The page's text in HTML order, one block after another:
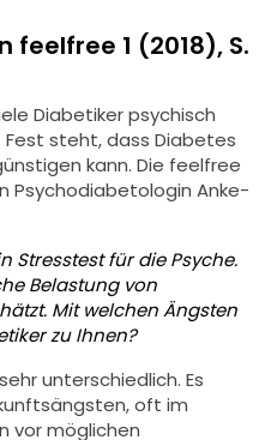
1 (2018), S.
Diabetiker psychisch
steht, dass Diabetes
kann. Die feelfree
Psychodiabetologin Anke-
Stresstest für die Psyche.
Belastung von
Mit welchen Ängsten
zu Ihnen?
unterschiedlich. Es
oft im
vor möglichen